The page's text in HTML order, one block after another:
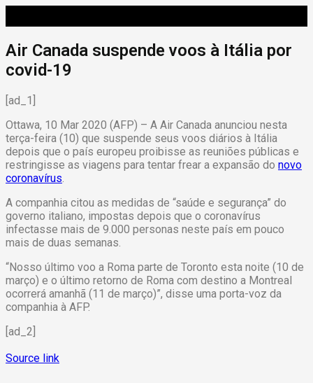
Air Canada suspende voos à Itália por
covid-19
[ad_1]
Ottawa, 10 Mar 2020 (AFP) – A Air Canada anunciou nesta
terça-feira (10) que suspende seus voos diários à Itália
depois que o país europeu proibisse as reuniões públicas e
restringisse as viagens para tentar frear a expansão do novo
coronavírus.
A companhia citou as medidas de “saúde e segurança” do
governo italiano, impostas depois que o coronavírus
infectasse mais de 9.000 personas neste país em pouco
mais de duas semanas.
“Nosso último voo a Roma parte de Toronto esta noite (10 de
março) e o último retorno de Roma com destino a Montreal
ocorrerá amanhã (11 de março)”, disse uma porta-voz da
companhia à AFP.
[ad_2]
Source link